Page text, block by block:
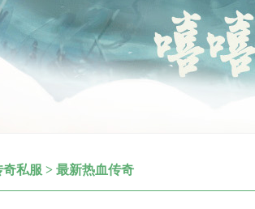
私服 > 最新热血传奇